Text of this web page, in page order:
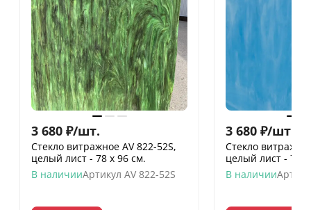
3 680 ₽/шт.
Стекло витражное AV 822-52S,
целый лист - 78 х 96 cм.
В наличииАртикул AV 822-52S
3 680 ₽/шт.
Стекло
целый лист - 78
В наличии